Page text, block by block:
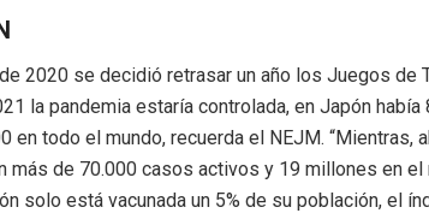
2020 se decidió retrasar un año los Juegos de
la pandemia estaría controlada, en Japón
en todo el mundo, recuerda el NEJM. “Mientras,
más de 70.000 casos activos y 19 millones en el
solo está vacunada un 5% de su población, el